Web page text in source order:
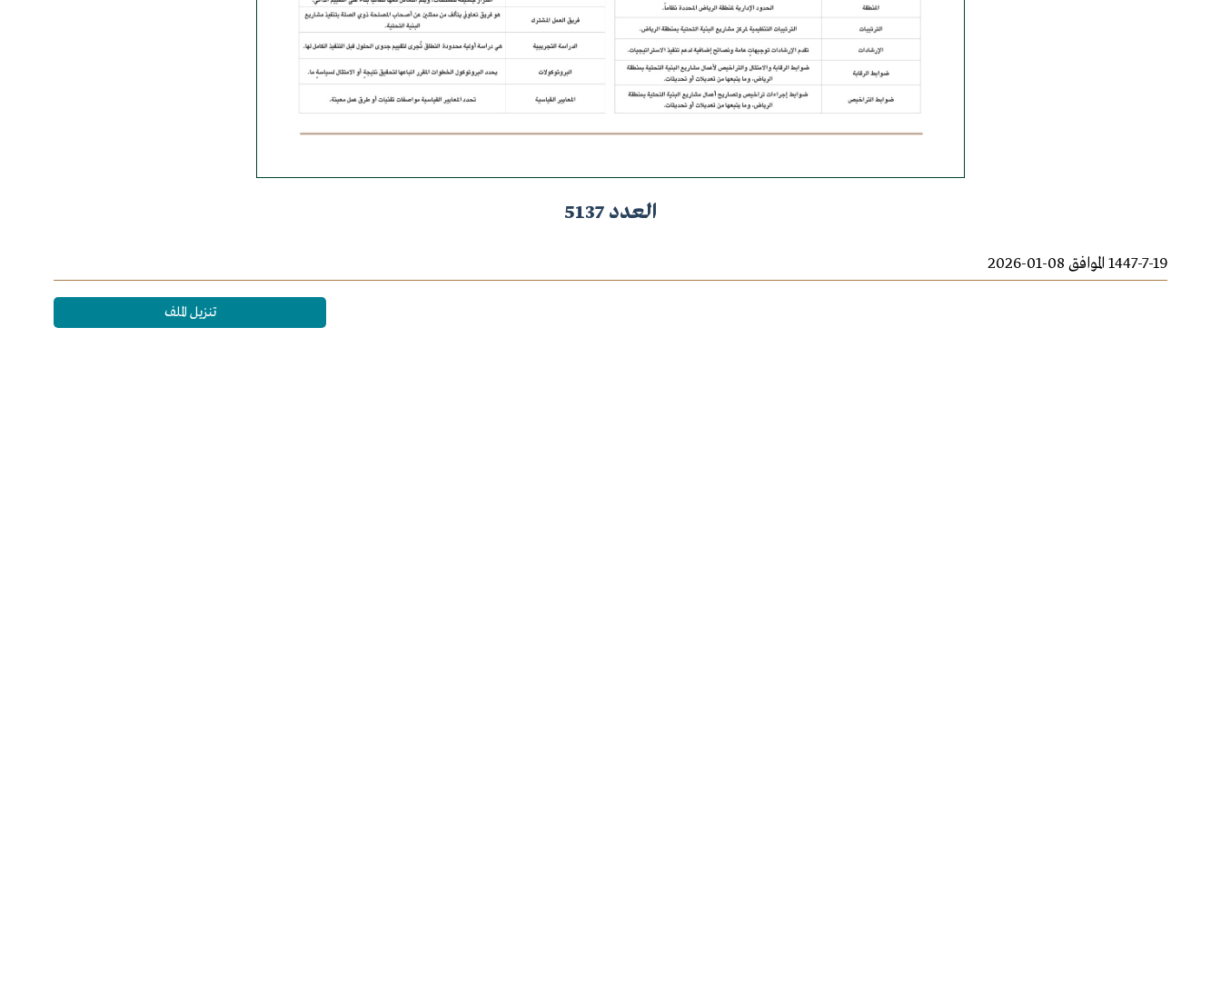
العدد 5137
1447-7-19 الموافق 08-01-2026
تنزيل الملف